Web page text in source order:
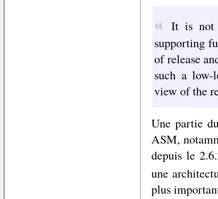
It is not
supporting
of release
such a low-
view of the
Une partie
ASM,
depuis le
une
plus